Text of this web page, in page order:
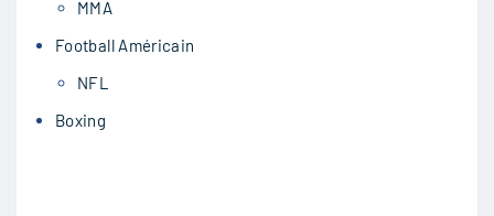
MMA
Football Américain
NFL
Boxing